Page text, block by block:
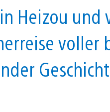
Heizou und
voller